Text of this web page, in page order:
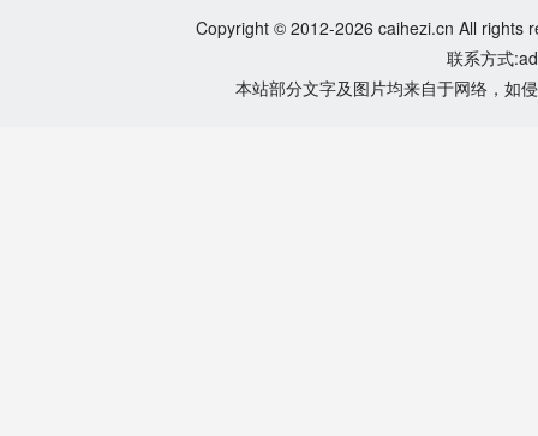
Copyright © 2012-2026 caihezi.cn All rights
联系方式
本站部分文字及图片均来自于网络，如